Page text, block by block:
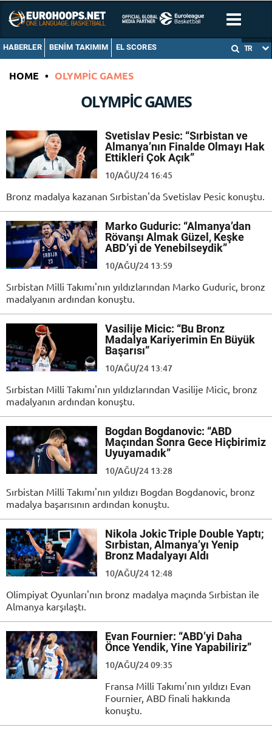
HABERLER BENIM TAKIMIM EL SCORES TR
HOME • OLYMPIC GAMES
OLYMPIC GAMES
Svetislav Pesic: “Sırbistan ve
Almanya’nın Finalde Olmayı Hak
Ettikleri Çok Açık”
10/AĞU/24 16:45
Bronz madalya kazanan Sırbistan'da Svetislav Pesic konuştu.
Marko Guduric: “Almanya’dan
Rövanşı Almak Güzel, Keşke
ABD’yi de Yenebilseydik”
10/AĞU/24 13:59
Sırbistan Milli Takımı'nın yıldızlarından Marko Guduric, bronz
madalyanın ardından konuştu.
Vasilije Micic: “Bu Bronz
Madalya Kariyerimin En Büyük
Başarısı”
10/AĞU/24 13:47
Sırbistan Milli Takımı'nın yıldızlarından Vasilije Micic, bronz
madalyanın ardından konuştu.
Bogdan Bogdanovic: “ABD
Maçından Sonra Gece Hiçbirimiz
Uyuyamadık”
10/AĞU/24 13:28
Sırbistan Milli Takımı'nın yıldızı Bogdan Bogdanovic, bronz
madalya başarısının ardından konuştu.
Nikola Jokic Triple Double Yaptı;
Sırbistan, Almanya’yı Yenip
Bronz Madalyayı Aldı
10/AĞU/24 12:48
Olimpiyat Oyunları'nın bronz madalya maçında Sırbistan ile
Almanya karşılaştı.
Evan Fournier: “ABD’yi Daha
Önce Yendik, Yine Yapabiliriz”
10/AĞU/24 09:35
Fransa Milli Takımı'nın yıldızı Evan
Fournier, ABD finali hakkında
konuştu.